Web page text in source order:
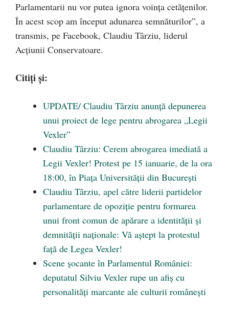
Parlamentarii nu vor putea ignora voința cetățenilor.
În acest scop am început adunarea semnăturilor”, a
transmis, pe Facebook, Claudiu Târziu, liderul
Acțiunii Conservatoare.
Citiți și:
UPDATE/ Claudiu Târziu anunță depunerea
unui proiect de lege pentru abrogarea „Legii
Vexler”
Claudiu Târziu: Cerem abrogarea imediată a
Legii Vexler! Protest pe 15 ianuarie, de la ora
18:00, în Piața Universității din București
Claudiu Târziu, apel către liderii partidelor
parlamentare de opoziție pentru formarea
unui front comun de apărare a identității și
demnității naționale: Vă aștept la protestul
față de Legea Vexler!
Scene șocante în Parlamentul României:
deputatul Silviu Vexler rupe un afiș cu
personalități marcante ale culturii românești